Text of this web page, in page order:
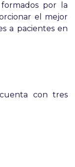
por la
el mejor
a pacientes en
con tres